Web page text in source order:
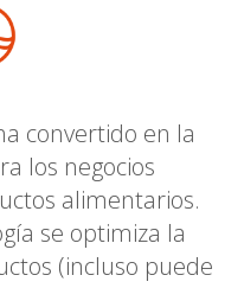
convertido en la
los negocios
alimentarios.
se optimiza la
(incluso puede